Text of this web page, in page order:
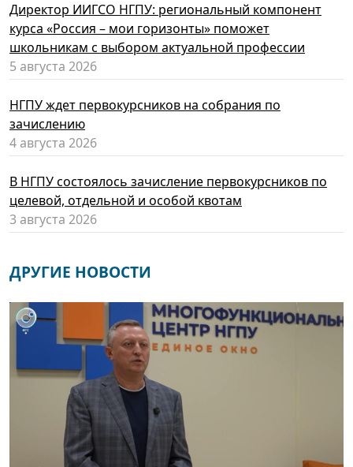
Директор ИИГСО НГПУ: региональный компонент
курса «Россия – мои горизонты» поможет
школьникам с выбором актуальной профессии
5 августа 2026
НГПУ ждет первокурсников на собрания по
зачислению
4 августа 2026
В НГПУ состоялось зачисление первокурсников по
целевой, отдельной и особой квотам
3 августа 2026
ДРУГИЕ НОВОСТИ